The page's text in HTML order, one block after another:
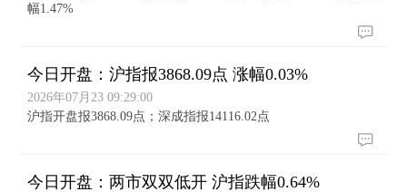
幅1.47%
今日开盘：沪指报3868.09点 涨幅0.03%
2026年07月23 09:29:00
沪指开盘报3868.09点；深成指报14116.02点
今日开盘：两市双双低开 沪指跌幅0.64%